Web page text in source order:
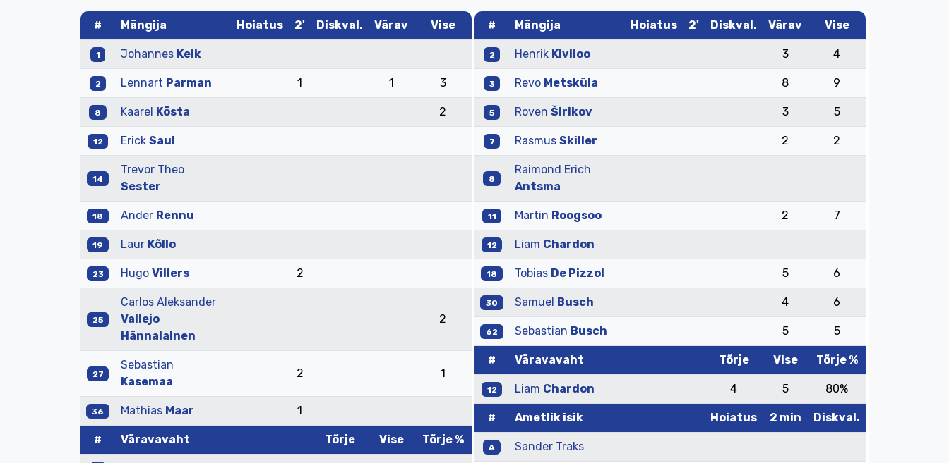
# Mängija Hoiatus 2' Diskval. Värav Vise
1 Johannes Kelk
2 Lennart Parman 1 1 3
8 Kaarel Kösta 2
12 Erick Saul
14
Trevor Theo
Sester
18 Ander Rennu
19 Laur Kõllo
23 Hugo Villers 2
25
Carlos Aleksander
Vallejo
Hännalainen
2
27
Sebastian
Kasemaa
2 1
36 Mathias Maar 1
# Väravavaht Tõrje Vise Tõrje %
# Mängija Hoiatus 2' Diskval. Värav Vise
2 Henrik Kiviloo 3 4
3 Revo Metsküla 8 9
5 Roven Širikov 3 5
7 Rasmus Skiller 2 2
8
Raimond Erich
Antsma
11 Martin Roogsoo 2 7
12 Liam Chardon
18 Tobias De Pizzol 5 6
30 Samuel Busch 4 6
62 Sebastian Busch 5 5
# Väravavaht Tõrje Vise Tõrje %
12 Liam Chardon 4 5 80%
# Ametlik isik Hoiatus 2 min Diskval.
A Sander Traks